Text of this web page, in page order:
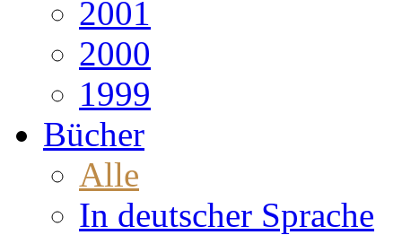
2001
2000
1999
Bücher
Alle
In deutscher Sprache